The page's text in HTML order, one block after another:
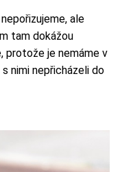
ale
tam dokážou
protože je nemáme v
nimi nepřicházeli do